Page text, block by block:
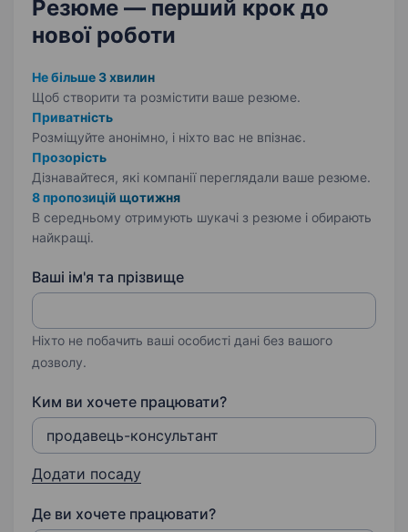
Резюме — перший крок до
нової роботи
Не більше 3 хвилин
Щоб створити та розмістити ваше резюме.
Приватність
Розміщуйте анонімно, і ніхто вас не впізнає.
Прозорість
Дізнавайтеся, які компанії переглядали ваше резюме.
8 пропозицій щотижня
В середньому отримують шукачі з резюме і обирають
найкращі.
Ваші ім'я та прізвище
Ніхто не побачить ваші особисті дані без вашого
дозволу.
Ким ви хочете працювати?
Додати посаду
Де ви хочете працювати?